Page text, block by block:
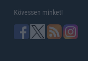
Kövessen minket!